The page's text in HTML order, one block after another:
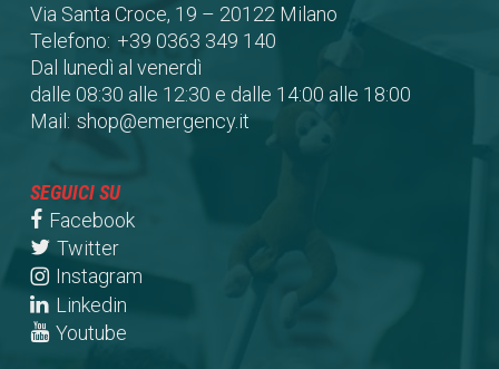
Via Santa Croce, 19 – 20122 Milano
Telefono: +39 0363 349 140
Dal lunedì al venerdì
dalle 08:30 alle 12:30 e dalle 14:00 alle 18:00
Mail: shop@emergency.it
SEGUICI SU
Facebook
Twitter
Instagram
Linkedin
Youtube